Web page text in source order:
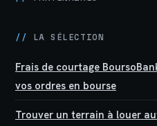
// LA SÉLECTION
Frais de courtage
vos ordres en bourse
Trouver un terrain à louer